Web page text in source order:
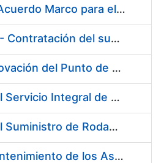
Suscripción de Acuerdo Marco para el Suministro de Material de Ferretería para la Entidad Pública Empresarial Fábrica Nacional de Moneda y Timbre-Real Casa de la Moneda (FNMT-RCM)
Acuerdo Marco - Contratación del suministro de Material de Electricidad para la Fábrica de papel de Burgos. PA AM /FP/004/2020-2021
Servicio de Renovación del Punto de Venta de la Tienda del Museo de la FNMT-RCM
Contratación del Servicio Integral de Cardioprotección para sus Sedes de Madrid y Burgos
Contratación del Suministro de Rodamientos y Material de Transmisiones para la Fábrica Nacional de Moneda y Timbre - Real Casa de la Moneda
Servicios de Mantenimiento de los Ascensores, Montacargas y Plataformas de Minusválidos instalados en la Fábrica de Papel de Burgos